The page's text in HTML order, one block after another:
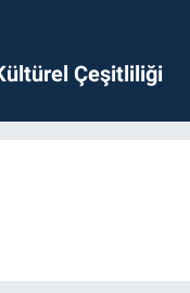
Çeşitliliği